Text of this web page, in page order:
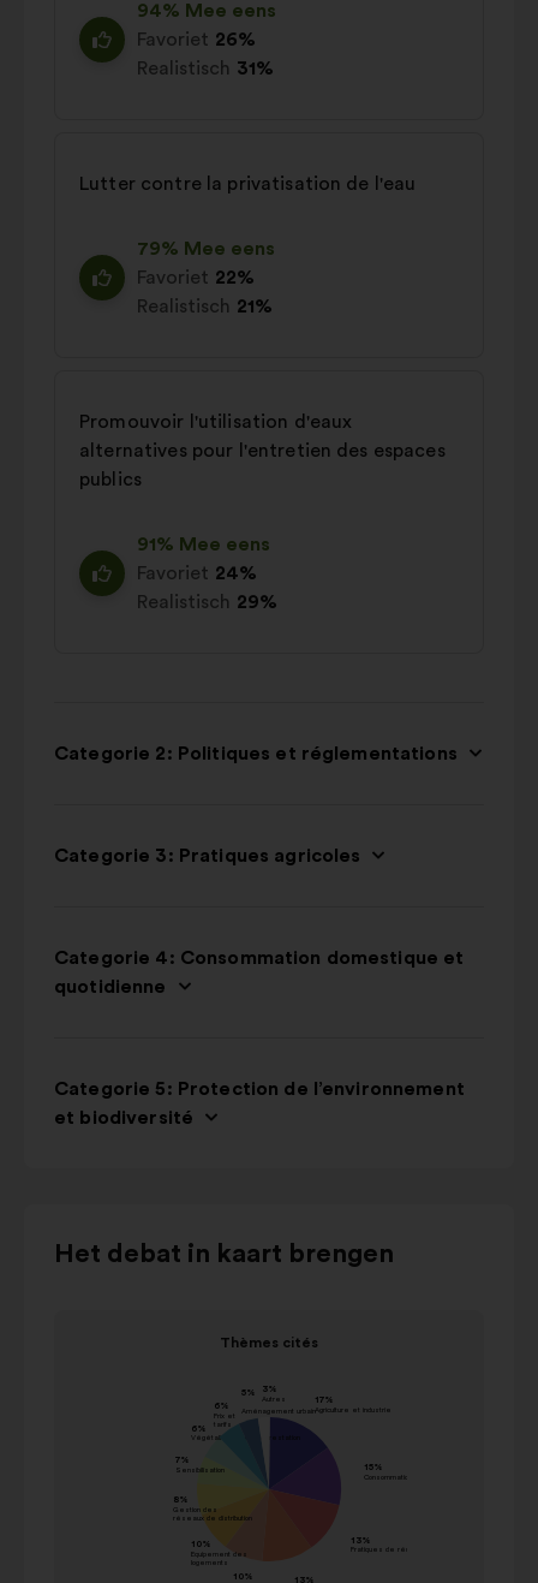
94% Mee eens
Favoriet 26%
Realistisch 31%
Lutter contre la privatisation de l'eau
79% Mee eens
Favoriet 22%
Realistisch 21%
Promouvoir l'utilisation d'eaux
alternatives pour l'entretien des espaces
publics
91% Mee eens
Favoriet 24%
Realistisch 29%
Categorie 2: Politiques et réglementations
Categorie 3: Pratiques agricoles
Categorie 4: Consommation domestique et
quotidienne
Categorie 5: Protection de l’environnement
et biodiversité
Het debat in kaart brengen
Gebruik
Thèmes cités
waarde in
percentage
Agriculture et
Consommation 15%
Pratiques de
13%